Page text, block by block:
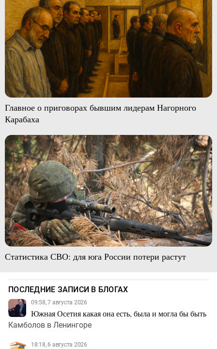
Главное о приговорах бывшим лидерам Нагорного
Карабаха
Статистика СВО: для юга России потери растут
ПОСЛЕДНИЕ ЗАПИСИ В БЛОГАХ
09:58, 7 августа 2026
Южная Осетия какая она есть, была и могла бы быть
Камболов в Ленингоре
18:18, 6 августа 2026